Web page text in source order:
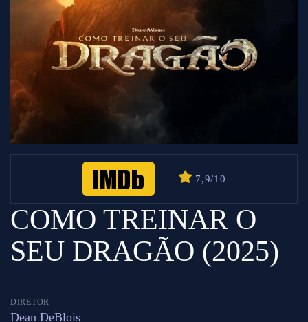
7,9/10
COMO TREINAR O
SEU DRAGÃO (2025)
DIRETOR
Dean DeBlois